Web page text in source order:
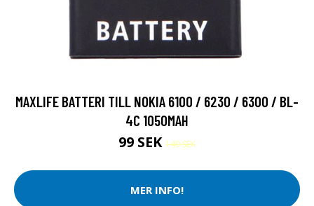
MAXLIFE BATTERI TILL NOKIA 6100 / 6230 / 6300 / BL-
4C 1050MAH
99 SEK 149 SEK
MER INFO!